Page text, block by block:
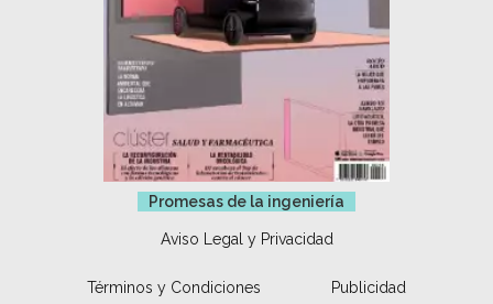
Promesas de la ingeniería
Aviso Legal y Privacidad
Términos y Condiciones Publicidad